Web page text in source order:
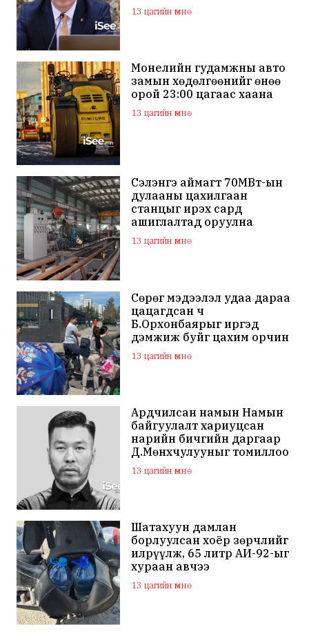
шийдвэрлэхээр болов
13 цагийн өмнө
Монелийн гудамжны авто
замын хөдөлгөөнийг өнөө
орой 23:00 цагаас хаана
13 цагийн өмнө
Сэлэнгэ аймагт 70МВт-ын
дулааны цахилгаан
станцыг ирэх сард
ашиглалтад оруулна
13 цагийн өмнө
Сөрөг мэдээлэл удаа дараа
цацагдсан ч
Б.Орхонбаярыг иргэд
дэмжиж буйг цахим орчин
дахь сэтгэгдэл харууллаа
13 цагийн өмнө
Ардчилсан намын Намын
байгуулалт хариуцсан
нарийн бичгийн даргаар
Д.Мөнхчулууныг томиллоо
13 цагийн өмнө
Шатахуун дамлан
борлуулсан хоёр зөрчлийг
илрүүлж, 65 литр АИ-92-ыг
хураан авчээ
13 цагийн өмнө